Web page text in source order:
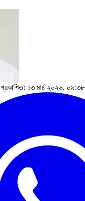
প্রকাশিত: ১৩ মার্চ ২০২৬, ০৯:৩৮